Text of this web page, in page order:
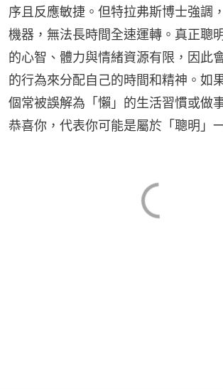
序且反應敏捷。但特拉弗斯博士強調
機器，無法長時間全速運轉。真正聰
的心智、體力與情緒資源有限，因此
的行為來分配自己的時間和精神。如
個常被誤解為「懶」的生活習慣或做
恭喜你，代表你可能是屬於「聰明」